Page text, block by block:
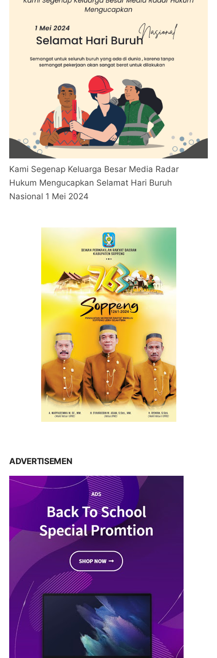
Kami Segenap Keluarga Besar Media Radar
Hukum Mengucapkan Selamat Hari Buruh
Nasional 1 Mei 2024
ADVERTISEMEN